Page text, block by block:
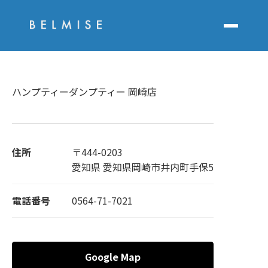
ハンプティーダンプティー 岡崎店
住所
〒444-0203
愛知県 愛知県岡崎市井内町手保5
電話番号 0564-71-7021
Google Map